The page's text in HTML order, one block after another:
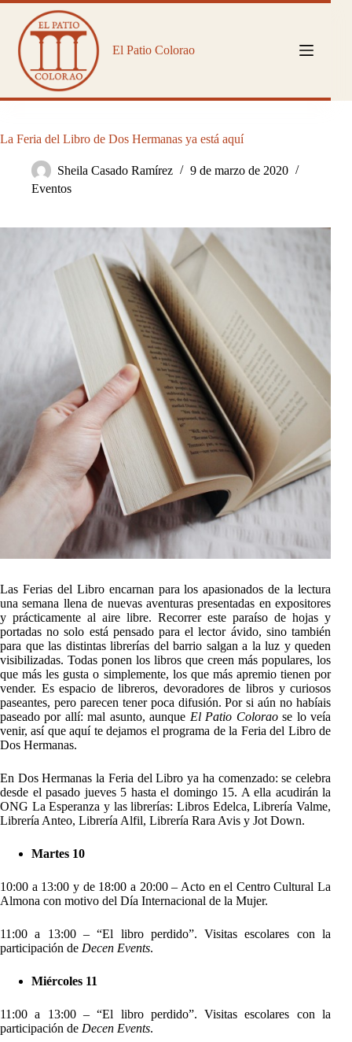
Saltar
contenido
El Patio Colorao
La Feria del Libro de Dos Hermanas ya está aquí
Sheila Casado Ramírez
9 de marzo de 2020
Eventos
Las Ferias del Libro encarnan para los apasionados de la lectura
una semana llena de nuevas aventuras presentadas en expositores
y prácticamente al aire libre. Recorrer este paraíso de hojas y
portadas no solo está pensado para el lector ávido, sino también
para que las distintas librerías del barrio salgan a la luz y queden
visibilizadas. Todas ponen los libros que creen más populares, los
que más les gusta o simplemente, los que más apremio tienen por
vender. Es espacio de libreros, devoradores de libros y curiosos
paseantes, pero parecen tener poca difusión. Por si aún no habíais
paseado por allí: mal asunto, aunque El Patio Coloraose lo veía
venir, así que aquí te dejamos el programa de la Feria del Libro de
Dos Hermanas.
En Dos Hermanas la Feria del Libro ya ha comenzado: se celebra
desde el pasado jueves 5 hasta el domingo 15. A ella acudirán la
ONG La Esperanza y las librerías: Libros Edelca, Librería Valme,
Librería Anteo, Librería Alfil, Librería Rara Avis y Jot Down.
Martes 10
10:00 a 13:00 y de 18:00 a 20:00 – Acto en el Centro Cultural La
Almona con motivo del Día Internacional de la Mujer.
11:00 a 13:00 – “El libro perdido”. Visitas escolares con la
participación de Decen Events.
Miércoles 11
11:00 a 13:00 – “El libro perdido”. Visitas escolares con la
participación de Decen Events.